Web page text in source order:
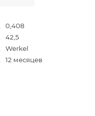
0,408
42,5
Werkel
12 месяцев